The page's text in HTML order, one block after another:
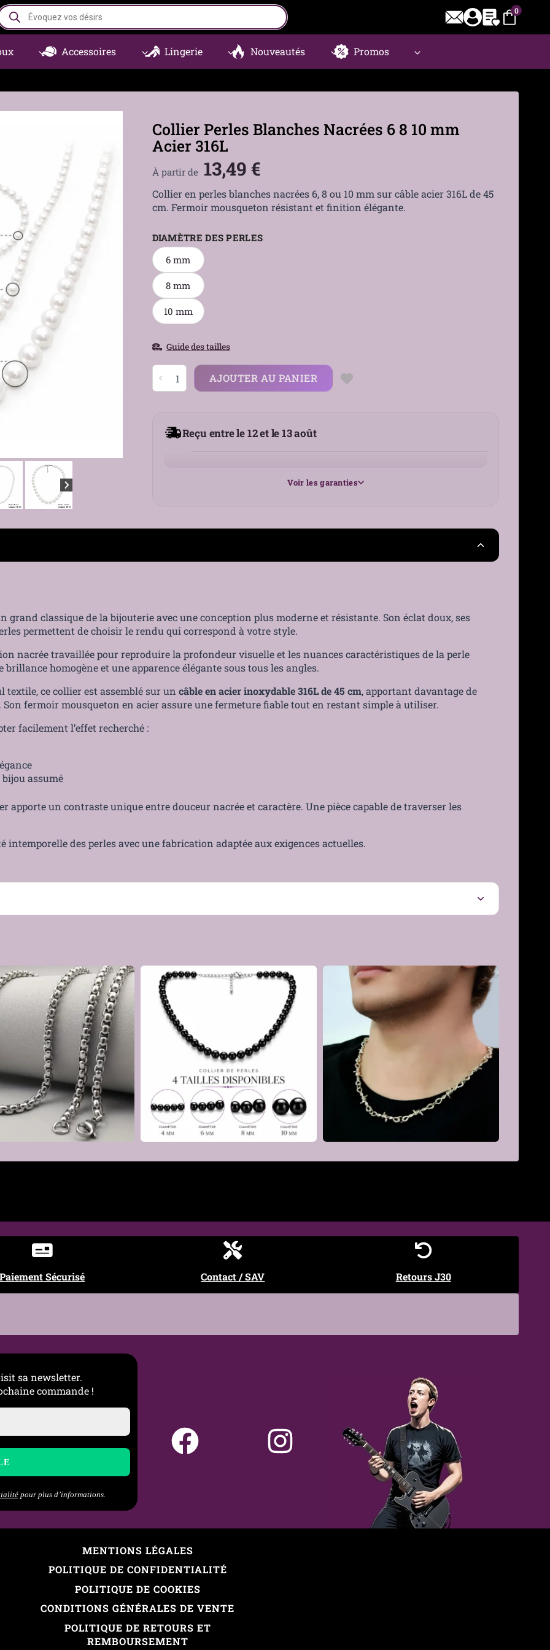
0
Accessoires Lingerie Nouveautés Promos
Collier Perles Blanches Nacrées 6 8 10 mm
Acier 316L
À partir de 13,49 €
Collier en perles blanches nacrées 6, 8 ou 10 mm sur câble acier 316L de 45
cm. Fermoir mousqueton résistant et finition élégante.
DIAMÈTRE DES PERLES
6 mm
8 mm
10 mm
Guide des tailles
quantité
de
Blanches
Nacrées
AJOUTER AU PANIER
Reçu entre le 12 et le 13 août
Voir les garanties
Paiement sécurisé
grand classique de la bijouterie avec une conception plus moderne et résistante. Son éclat doux, ses
permettent de choisir le rendu qui correspond à votre style.
nacrée travaillée pour reproduire la profondeur visuelle et les nuances caractéristiques de la perle
homogène et une apparence élégante sous tous les angles.
ce collier est assemblé sur un câble en acier inoxydable 316L de 45 cm, apportant davantage de
fermoir mousqueton en acier assure une fermeture fiable tout en restant simple à utiliser.
facilement l’effet recherché :
assumé
apporte un contraste unique entre douceur nacrée et caractère. Une pièce capable de traverser les
intemporelle des perles avec une fabrication adaptée aux exigences actuelles.
Classique revisité
Paiement Sécurisé Contact / SAV Retours J30
sa newsletter.
commande !
pour plus d’informations.
MENTIONS LÉGALES
POLITIQUE DE CONFIDENTIALITÉ
POLITIQUE DE COOKIES
CONDITIONS GÉNÉRALES DE VENTE
POLITIQUE DE RETOURS ET
REMBOURSEMENT